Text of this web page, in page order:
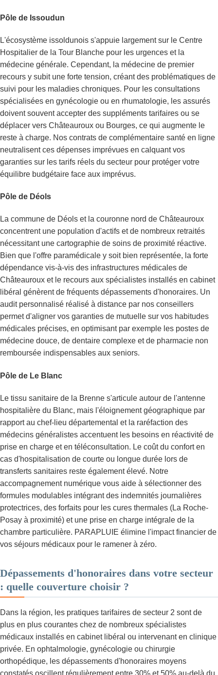
Pôle de Issoudun
L'écosystème issoldunois s'appuie largement sur le Centre
Hospitalier de la Tour Blanche pour les urgences et la
médecine générale. Cependant, la médecine de premier
recours y subit une forte tension, créant des problématiques de
suivi pour les maladies chroniques. Pour les consultations
spécialisées en gynécologie ou en rhumatologie, les assurés
doivent souvent accepter des suppléments tarifaires ou se
déplacer vers Châteauroux ou Bourges, ce qui augmente le
reste à charge. Nos contrats de complémentaire santé en ligne
neutralisent ces dépenses imprévues en calquant vos
garanties sur les tarifs réels du secteur pour protéger votre
équilibre budgétaire face aux imprévus.
Pôle de Déols
La commune de Déols et la couronne nord de Châteauroux
concentrent une population d'actifs et de nombreux retraités
nécessitant une cartographie de soins de proximité réactive.
Bien que l'offre paramédicale y soit bien représentée, la forte
dépendance vis-à-vis des infrastructures médicales de
Châteauroux et le recours aux spécialistes installés en cabinet
libéral génèrent de fréquents dépassements d'honoraires. Un
audit personnalisé réalisé à distance par nos conseillers
permet d'aligner vos garanties de mutuelle sur vos habitudes
médicales précises, en optimisant par exemple les postes de
médecine douce, de dentaire complexe et de pharmacie non
remboursée indispensables aux seniors.
Pôle de Le Blanc
Le tissu sanitaire de la Brenne s'articule autour de l'antenne
hospitalière du Blanc, mais l'éloignement géographique par
rapport au chef-lieu départemental et la raréfaction des
médecins généralistes accentuent les besoins en réactivité de
prise en charge et en téléconsultation. Le coût du confort en
cas d'hospitalisation de courte ou longue durée lors de
transferts sanitaires reste également élevé. Notre
accompagnement numérique vous aide à sélectionner des
formules modulables intégrant des indemnités journalières
protectrices, des forfaits pour les cures thermales (La Roche-
Posay à proximité) et une prise en charge intégrale de la
chambre particulière. PARAPLUIE élimine l'impact financier de
vos séjours médicaux pour le ramener à zéro.
Dépassements d'honoraires dans votre secteur
: quelle couverture choisir ?
Dans la région, les pratiques tarifaires de secteur 2 sont de
plus en plus courantes chez de nombreux spécialistes
médicaux installés en cabinet libéral ou intervenant en clinique
privée. En ophtalmologie, gynécologie ou chirurgie
orthopédique, les dépassements d'honoraires moyens
constatés oscillent régulièrement entre 30% et 50% au-delà du